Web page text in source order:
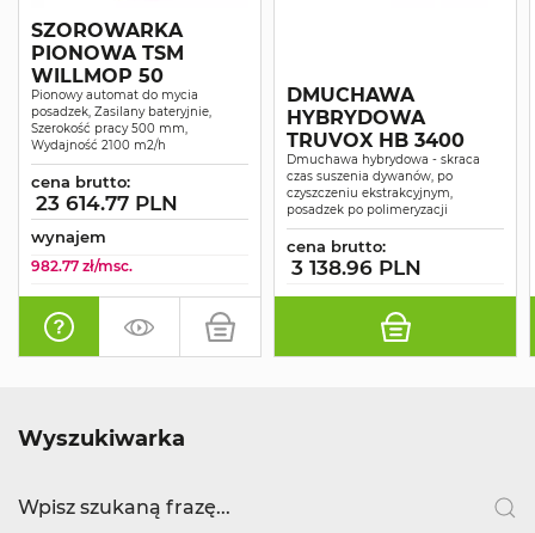
SZOROWARKA
PIONOWA TSM
WILLMOP 50
Pionowy automat do mycia
posadzek, Zasilany bateryjnie,
Szerokość pracy 500 mm,
Wydajność 2100 m2/h
cena brutto:
23 614.77 PLN
wynajem
982.77 zł/msc.
DMUCHAWA
HYBRYDOWA
TRUVOX HB 3400
Dmuchawa hybrydowa - skraca
czas suszenia dywanów, po
czyszczeniu ekstrakcyjnym,
posadzek po polimeryzacji
cena brutto:
3 138.96 PLN
Wyszukiwarka